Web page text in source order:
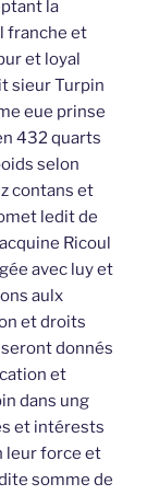
la
franche et
et loyal
sieur Turpin
eue prinse
432 quarts
selon
contans et
ledit de
Ricoul
avec luy et
aulx
et droits
donnés
et
dans ung
et intérests
leur force et
somme de